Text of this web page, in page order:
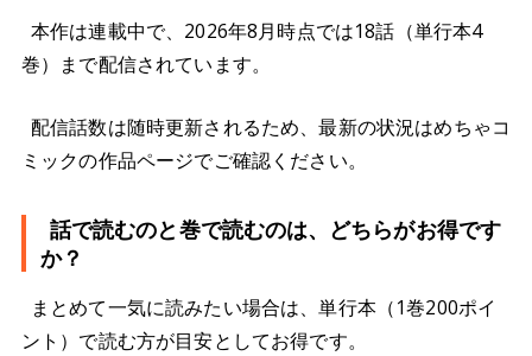
本作は連載中で、2026年8月時点では18話（単行本4
巻）まで配信されています。
配信話数は随時更新されるため、最新の状況はめちゃコ
ミックの作品ページでご確認ください。
話で読むのと巻で読むのは、どちらがお得です
か？
まとめて一気に読みたい場合は、単行本（1巻200ポイ
ント）で読む方が目安としてお得です。